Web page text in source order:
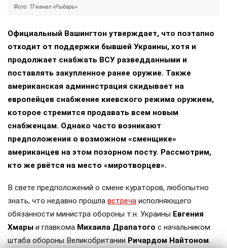
Фото: ТГ-канал «Рыбарь»
Официальный Вашингтон утверждает, что поэтапно
отходит от поддержки бывшей Украины, хотя и
продолжает снабжать ВСУ разведданными и
поставлять закупленное ранее оружие. Также
американская администрация скидывает на
европейцев снабжение киевского режима оружием,
которое стремится продавать всем новым
снабженцам. Однако часто возникают
предположения о возможном «сменщике»
американцев на этом позорном посту. Рассмотрим,
кто же рвётся на место «миротворцев».
В свете предположений о смене кураторов, любопытно
знать, что недавно прошла встреча исполняющего
обязанности министра обороны т.н. Украины Евгения
Хмары и главкома Михаила Драпатого с начальником
штаба обороны Великобритании Ричардом Найтоном.